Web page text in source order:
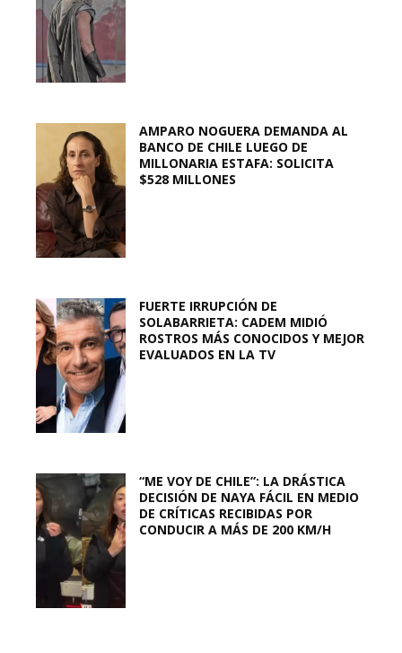
AMPARO NOGUERA DEMANDA AL
BANCO DE CHILE LUEGO DE
MILLONARIA ESTAFA: SOLICITA
$528 MILLONES
FUERTE IRRUPCIÓN DE
SOLABARRIETA: CADEM MIDIÓ
ROSTROS MÁS CONOCIDOS Y MEJOR
EVALUADOS EN LA TV
“ME VOY DE CHILE”: LA DRÁSTICA
DECISIÓN DE NAYA FÁCIL EN MEDIO
DE CRÍTICAS RECIBIDAS POR
CONDUCIR A MÁS DE 200 KM/H